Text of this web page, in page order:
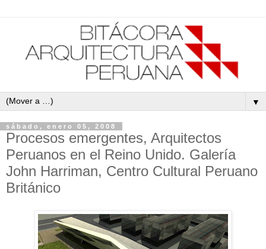
▼
sábado, enero 05, 2008
Procesos emergentes, Arquitectos
Peruanos en el Reino Unido. Galería
John Harriman, Centro Cultural Peruano
Británico